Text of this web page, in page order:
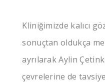
Kliniğimizde kalıcı
sonuçtan oldukça
ayrılarak Aylin
çevrelerine de